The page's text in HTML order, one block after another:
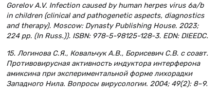
Gorelov A.V. Infection caused by human herpes virus 6a/b
in children (clinical and pathogenetic aspects, diagnostics
and therapy). Moscow: Dynasty Publishing House. 2023;
224 pp. (In Russ.)). ISBN: 978-5-98125-128-3. EDN: DIEEDC.
15. Логинова С.Я., Ковальчук А.В., Борисевич С.В. с соавт.
Противовирусная активность индуктора интерферона
амиксина при экспериментальной форме лихорадки
Западного Нила. Вопросы вирусологии. 2004; 49(2): 8–9.